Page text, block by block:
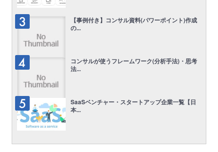
【事例付き】コンサル資料(パワーポイント)作成
の...
コンサルが使うフレームワーク(分析手法)・思考
法...
SaaSベンチャー・スタートアップ企業一覧【日
本...